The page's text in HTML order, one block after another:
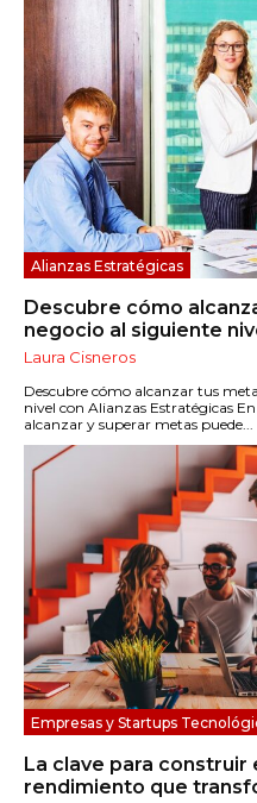
Alianzas Estratégicas
Descubre cómo
negocio al siguiente
Laura Cisneros
Descubre cómo alcanzar tus
nivel con Alianzas Estratégicas
alcanzar y superar metas puede...
Empresas y Startups
La clave para construir
rendimiento que